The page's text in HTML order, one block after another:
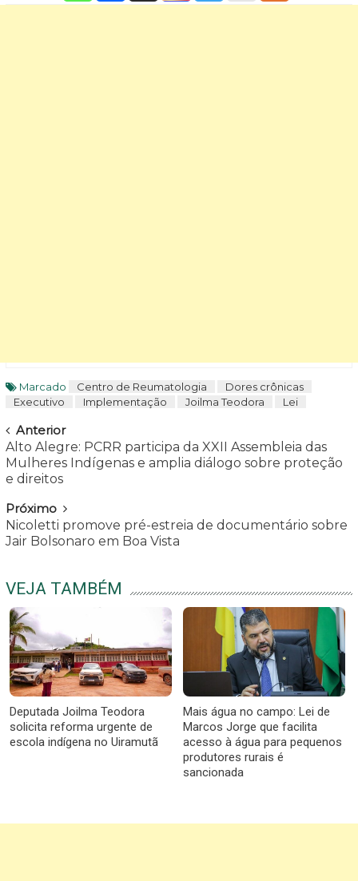
Marcado Centro de Reumatologia
Dores crônicas
Executivo
Implementação Joilma Teodora Lei
Navegar
Anterior
Alto Alegre: PCRR participa da XXII Assembleia das
Mulheres Indígenas e amplia diálogo sobre proteção
e direitos
Próximo
Nicoletti promove pré-estreia de documentário sobre
Jair Bolsonaro em Boa Vista
VEJA TAMBÉM
Deputada Joilma Teodora
solicita reforma urgente de
escola indígena no Uiramutã
Mais água no campo: Lei de
Marcos Jorge que facilita
acesso à água para pequenos
produtores rurais é
sancionada